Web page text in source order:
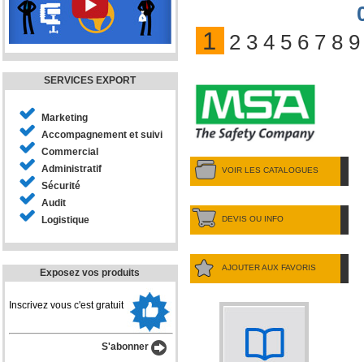
SERVICES EXPORT
Marketing
Accompagnement et suivi
Commercial
Administratif
Sécurité
Audit
Logistique
Exposez vos produits
Inscrivez vous c'est gratuit
S'abonner
1 2 3 4 5 6 7 8 9
VOIR LES CATALOGUES
DEVIS OU INFO
AJOUTER AUX FAVORIS